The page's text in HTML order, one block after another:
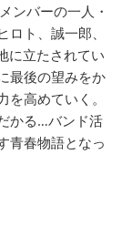
ンバーの一人・
ト、誠一郎、
に立たされてい
最後の望みをか
高めていく。
かる…バンド活
青春物語となっ